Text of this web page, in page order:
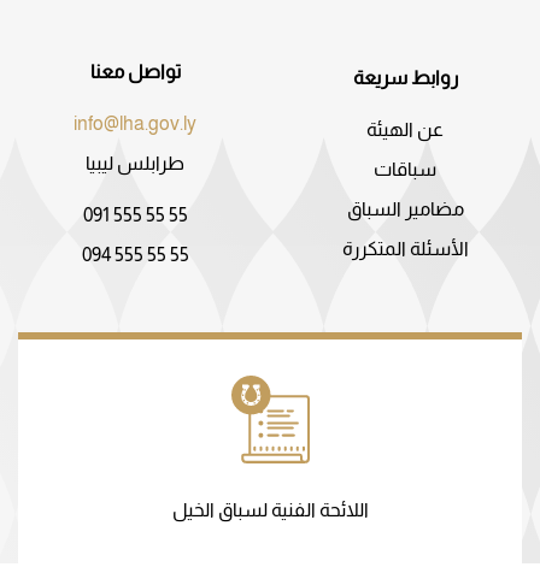
روابط سريعة
عن الهيئة
سباقات
مضامير السباق
الأسئلة المتكررة
تواصل معنا
info@lha.gov.ly
طرابلس ليبيا
091 555 55 55
094 555 55 55
اللائحة الفنية لسباق الخيل